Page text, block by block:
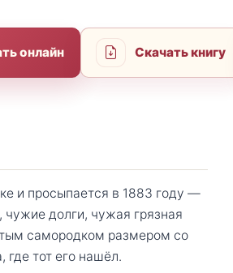
онлайн Скачать книгу
и просыпается в 1883 году —
долги, чужая грязная
самородком размером со
где тот его нашёл.